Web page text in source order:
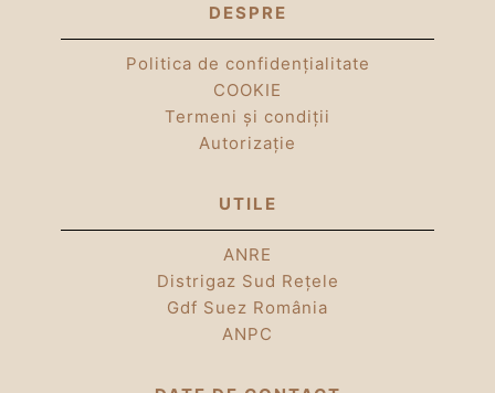
DESPRE
Politica de confidențialitate
COOKIE
Termeni și condiții
Autorizație
UTILE
ANRE
Distrigaz Sud Rețele
Gdf Suez România
ANPC